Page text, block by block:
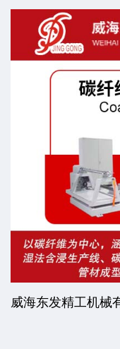
威海东发精工机械